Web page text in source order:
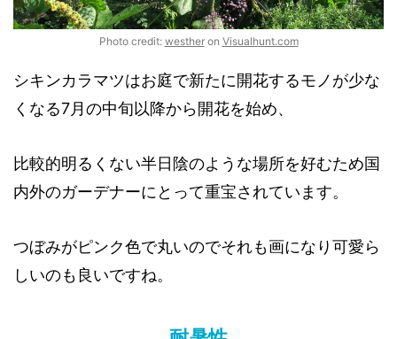
Photo credit: westheron Visualhunt.com
シキンカラマツはお庭で新たに開花するモノが少な
くなる7月の中旬以降から開花を始め、
比較的明るくない半日陰のような場所を好むため国
内外のガーデナーにとって重宝されています。
つぼみがピンク色で丸いのでそれも画になり可愛ら
しいのも良いですね。